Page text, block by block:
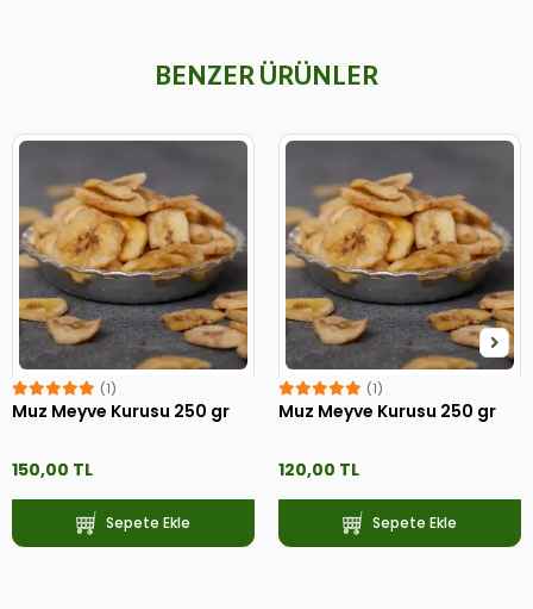
BENZER ÜRÜNLER
(1)
Muz Meyve Kurusu 250 gr
150,00 TL
Sepete Ekle
(1)
Muz Meyve Kurusu 250 gr
120,00 TL
Sepete Ekle